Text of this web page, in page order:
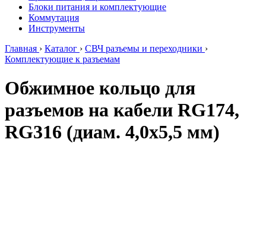
Блоки питания и комплектующие
Коммутация
Инструменты
Главная › Каталог › СВЧ разъемы и переходники ›
Комплектующие к разъемам
Обжимное кольцо для
разъемов на кабели RG174,
RG316 (диам. 4,0х5,5 мм)